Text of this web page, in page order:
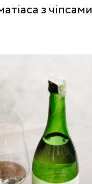
з чіпсами